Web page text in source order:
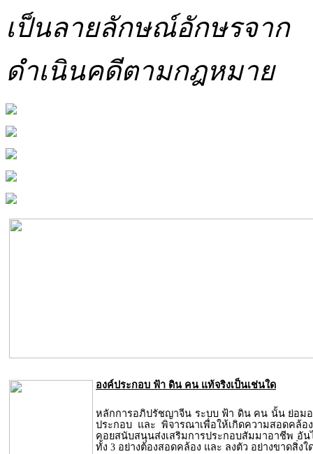
เป็นลายลักษณ์อักษรจาก
ดำเนินคดีตามกฎหมาย
องค์ประกอบ ฟ้า ดิน คน แท้จริงเป็นเช่นใด
หลักการอภิปรัชญาจีน ระบบ ฟ้า ดิน คน นั้น ย่อมอ
ประกอบ และ พิจารณาเพื่อให้เกิดความสอดคล้อ
คอยสนับสนุนส่งเสริมการประกอบสัมมาอาชีพ อั
ทั้ง 3 อย่างต้องสอดคล้อง และ ลงตัว อย่างขาดสิ่งใ